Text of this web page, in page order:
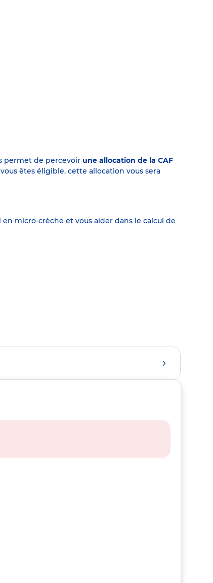
permet de percevoir une allocation de la CAF
êtes éligible, cette allocation vous sera
micro-crèche et vous aider dans le calcul de